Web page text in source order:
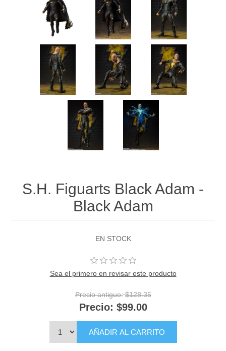
S.H. Figuarts Black Adam -
Black Adam
EN STOCK
Sea el primero en revisar este producto
Precio antiguo: $128.35
Precio: $99.00
AÑADIR AL CARRITO